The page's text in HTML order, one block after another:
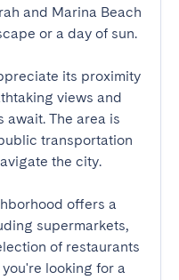
and Marina Beach
or a day of sun.
its proximity
views and
The area is
transportation
the city.
offers a
supermarkets,
of restaurants
looking for a